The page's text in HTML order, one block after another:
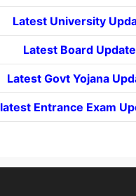
Latest University
Latest Board Update
Latest Govt Yojana
latest Entrance Exam